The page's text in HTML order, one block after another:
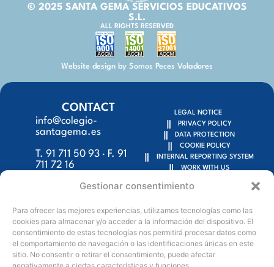
Gestionar consentimiento
Para ofrecer las mejores experiencias, utilizamos tecnologías como las
cookies para almacenar y/o acceder a la información del dispositivo. El
consentimiento de estas tecnologías nos permitirá procesar datos como
el comportamiento de navegación o las identificaciones únicas en este
sitio. No consentir o retirar el consentimiento, puede afectar
© 2025 SANTA GEMA SERVICIOS EDUCATIVOS
S.L.
ALL RIGHTS RESERVED
Website design by Somos Peces Voladores
CONTACT
info@colegio-
santagema.es
T. 91 711 50 93 · F. 91
711 72 16
SECRETARÍA
C/ Escalona, 59 y
Tembleque, 50 bis
28024 Madrid (Spain)
LEGAL NOTICE
PRIVACY POLICY
DATA PROTECTION
COOKIE POLICY
INTERNAL REPORTING SYSTEM
WORK WITH US